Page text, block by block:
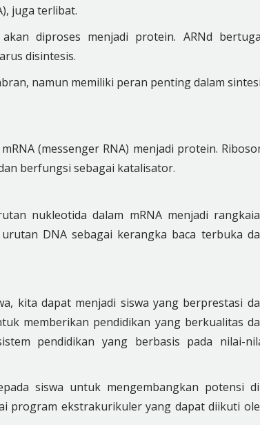
juga terlibat.
diproses menjadi protein. ARNd
disintesis.
namun memiliki peran penting dalam
(messenger RNA) menjadi protein.
berfungsi sebagai katalisator.
nukleotida dalam mRNA menjadi
DNA sebagai kerangka baca terbuka
kita dapat menjadi siswa yang berprestasi
memberikan pendidikan yang berkualitas
pendidikan yang berbasis pada nilai-
siswa untuk mengembangkan potensi
program ekstrakurikuler yang dapat diikuti